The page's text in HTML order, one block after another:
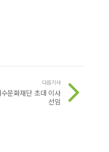
다음기사
문화재단 초대 이사
선임